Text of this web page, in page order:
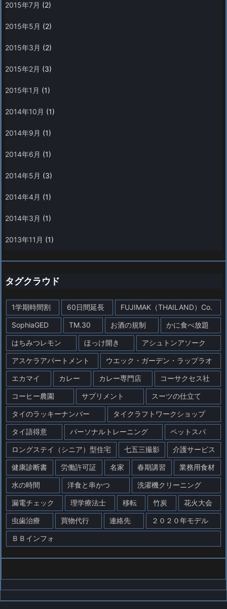
2015年7月 (2)
2015年5月 (2)
2015年3月 (2)
2015年2月 (3)
2015年1月 (1)
2014年10月 (1)
2014年9月 (1)
2014年6月 (1)
2014年5月 (3)
2014年4月 (1)
2014年3月 (1)
2013年11月 (1)
タグクラウド
1学期時間割 60日間延長 FUJIMAK（THAILAND）Co.
SophiaGED TM.30 お酒の規制 かに食べ放題
はちみつレモン ほっけ開き アシュトンアソーク
アスケラアパートメント ウエック・ガーデン・ラップラオ
エカマイ カレー カレー専門店 コーサクセス社
コーヒー農園 サプリメント スーツの仕立て
タイのラッキーナンバー タイクラフトワークショップ
タイ語得意 パーソナルトレーニング ペットスパ
ロングステイ（シニア）型住宅 七五三撮影 介護サービス
健康診断書 労働許可証 名家 春期講習 業務用食材
水の時間 洋食と串かつ 洗濯機クリーニング
漏電チェック 理学療法士 移転 竹炭 花火大会
虫歯治療 買物代行 連絡先 ２０２０年モデル
ＢＢインフォ